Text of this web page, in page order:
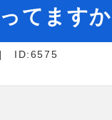
てます
ID:6575